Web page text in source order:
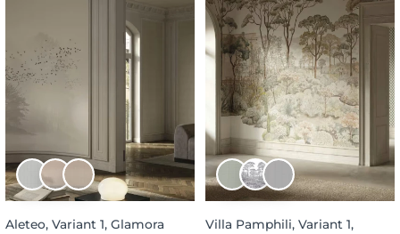
Aleteo, Variant 1, Glamora
Villa Pamphili, Variant 1,